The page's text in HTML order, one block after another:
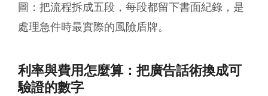
圖：把流程拆成五段，每段都留下書面紀錄，是
處理急件時最實際的風險盾牌。
利率與費用怎麼算：把廣告話術換成可
驗證的數字